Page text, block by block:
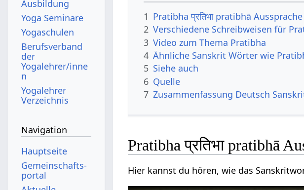
1 Pratibha प्रतिभा pratibhā Aussprache
2 Verschiedene Schreibweisen für
3 Video zum Thema Pratibha
4 Ähnliche Sanskrit Wörter wie
5 Siehe auch
6 Quelle
7 Zusammenfassung Deutsch
Pratibha प्रतिभा pratibhā
Hier kannst du hören, wie das
Ausbildung
Yoga Seminare
Yogaschulen
Berufsverband
der
Yogalehrer/inne
n
Yogalehrer
Verzeichnis
Navigation
Hauptseite
Gemeinschafts­
portal